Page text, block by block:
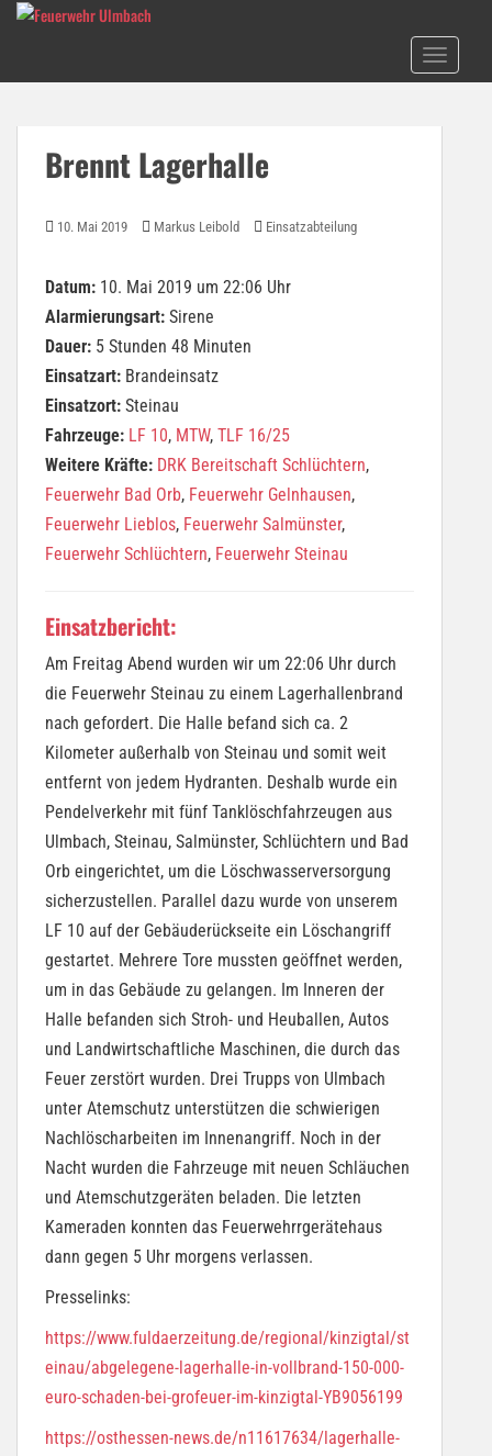
p
TOGGLE
Brennt Lagerhalle
10. Mai 2019 Markus Leibold Einsatzabteilung
Datum: 10. Mai 2019 um 22:06 Uhr
Alarmierungsart: Sirene
Dauer: 5 Stunden 48 Minuten
Einsatzart: Brandeinsatz
Einsatzort: Steinau
Fahrzeuge: LF 10, MTW, TLF 16/25
Weitere Kräfte: DRK Bereitschaft Schlüchtern,
Feuerwehr Bad Orb, Feuerwehr Gelnhausen,
Feuerwehr Lieblos, Feuerwehr Salmünster,
Feuerwehr Schlüchtern, Feuerwehr Steinau
Einsatzbericht:
Am Freitag Abend wurden wir um 22:06 Uhr durch
die Feuerwehr Steinau zu einem Lagerhallenbrand
nach gefordert. Die Halle befand sich ca. 2
Kilometer außerhalb von Steinau und somit weit
entfernt von jedem Hydranten. Deshalb wurde ein
Pendelverkehr mit fünf Tanklöschfahrzeugen aus
Ulmbach, Steinau, Salmünster, Schlüchtern und Bad
Orb eingerichtet, um die Löschwasserversorgung
sicherzustellen. Parallel dazu wurde von unserem
LF 10 auf der Gebäuderückseite ein Löschangriff
gestartet. Mehrere Tore mussten geöffnet werden,
um in das Gebäude zu gelangen. Im Inneren der
Halle befanden sich Stroh- und Heuballen, Autos
und Landwirtschaftliche Maschinen, die durch das
Feuer zerstört wurden. Drei Trupps von Ulmbach
unter Atemschutz unterstützen die schwierigen
Nachlöscharbeiten im Innenangriff. Noch in der
Nacht wurden die Fahrzeuge mit neuen Schläuchen
und Atemschutzgeräten beladen. Die letzten
Kameraden konnten das Feuerwehrrgerätehaus
dann gegen 5 Uhr morgens verlassen.
Presselinks:
https://www.fuldaerzeitung.de/regional/kinzigtal/st
einau/abgelegene-lagerhalle-in-vollbrand-150-000-
euro-schaden-bei-grofeuer-im-kinzigtal-YB9056199
https://osthessen-news.de/n11617634/lagerhalle-